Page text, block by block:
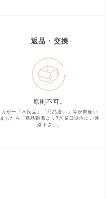
返品・交換
原則不可。
万が一「不良品」「商品違い」等が御座い
ましたら、商品到着より7営業日以内にご連
絡下さい。